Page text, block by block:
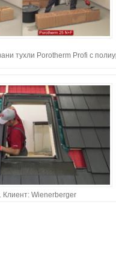
тухли Porotherm Profi с
Клиент: Wienerberger